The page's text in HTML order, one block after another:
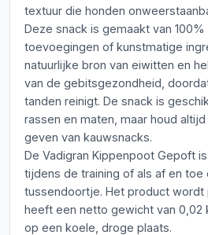
textuur die honden
Deze snack is gemaakt van
toevoegingen of kunstmatige
natuurlijke bron van eiwitten en
van de gebitsgezondheid,
tanden reinigt. De snack is
rassen en maten, maar houd
geven van kauwsnacks.
De Vadigran Kippenpoot Gepoft
tijdens de training of als af en toe
tussendoortje. Het product wordt
heeft een netto gewicht van 0,02
op een koele, droge plaats.